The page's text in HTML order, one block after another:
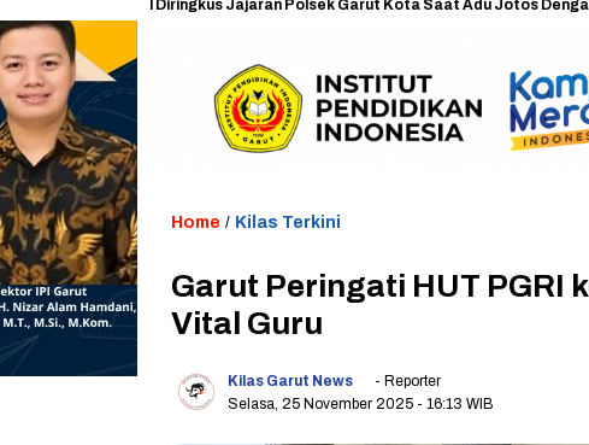
Berhasil Diringkus Jajaran Polsek Garut Kota Saat Adu Jotos Dengan Korban
Home / Kilas Terkini
Garut Peringati HUT PGRI
Vital Guru
Kilas Garut News
- Reporter
Selasa, 25 November 2025 - 16:13 WIB